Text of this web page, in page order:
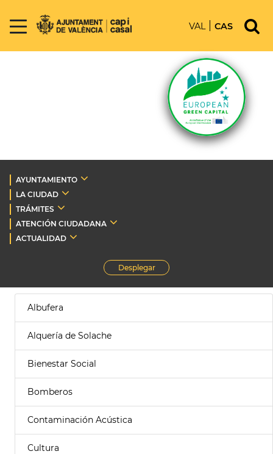
VAL CAS
AYUNTAMIENTO
LA CIUDAD
TRÁMITES
ATENCIÓN CIUDADANA
ACTUALIDAD
Desplegar
Albufera
Alquería de Solache
Bienestar Social
Bomberos
Contaminación Acústica
Cultura